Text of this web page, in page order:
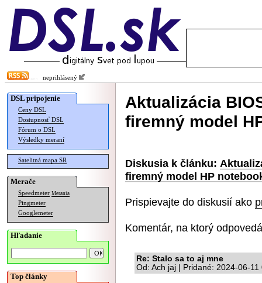
neprihlásený
DSL pripojenie
Ceny DSL
Dostupnosť DSL
Fórum o DSL
Výsledky meraní
Satelitná mapa SR
Merače
Speedmeter Merania
Pingmeter
Googlemeter
Hľadanie
Top články
Aktualizácia
firemný model
Diskusia k článku:
firemný model HP
Prispievajte do diskusií ako
Komentár, na ktorý
Re: Stalo sa to aj mne
Od: Ach jaj | Pridané: 2024-06-11